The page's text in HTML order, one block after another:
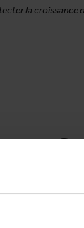
la croissance